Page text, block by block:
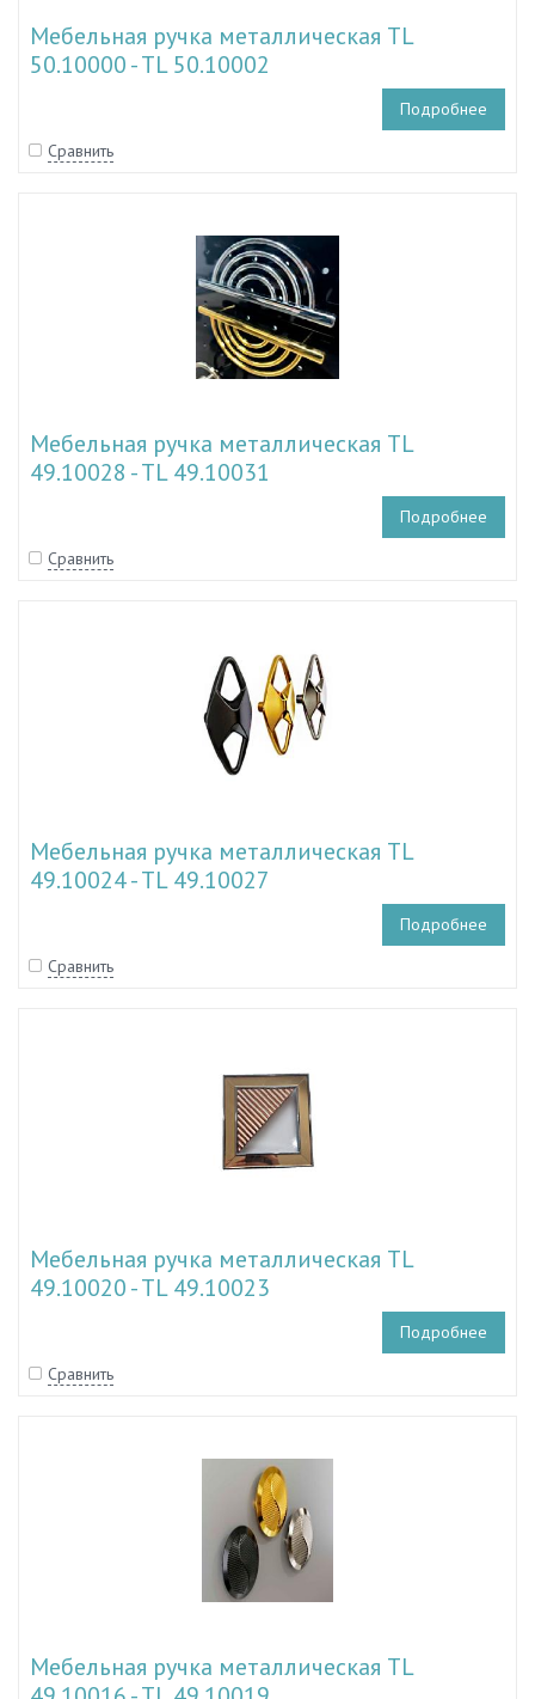
Мебельная ручка металлическая TL
50.10000 - TL 50.10002
Подробнее
Сравнить
Мебельная ручка металлическая TL
49.10028 - TL 49.10031
Подробнее
Сравнить
Мебельная ручка металлическая TL
49.10024 - TL 49.10027
Подробнее
Сравнить
Мебельная ручка металлическая TL
49.10020 - TL 49.10023
Подробнее
Сравнить
Мебельная ручка металлическая TL